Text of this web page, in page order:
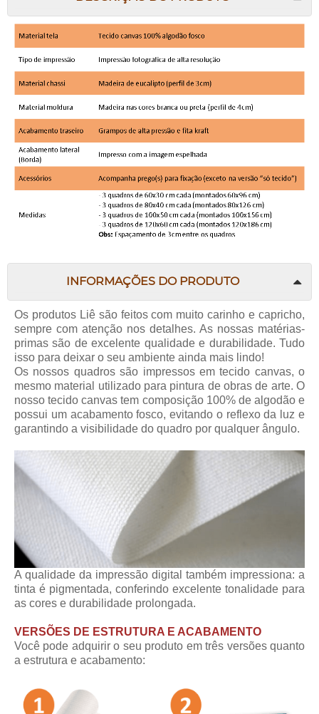
INFORMAÇÕES DO PRODUTO
Os produtos Liêsão feitos com muito carinho e capricho,
sempre com atenção nos detalhes. As nossas matérias-
primas são de excelente qualidade e durabilidade. Tudo
isso para deixar o seu ambiente ainda mais lindo!
Os nossos quadros são impressos em tecido canvas, o
mesmo material utilizado para pintura de obras de arte. O
nosso tecido canvas tem composição 100% de algodão e
possui um acabamento fosco, evitando o reflexo da luz e
garantindo a visibilidade do quadro por qualquer ângulo.
A qualidade da impressão digital também impressiona: a
tinta é pigmentada, conferindo excelente tonalidade para
as cores e durabilidade prolongada.
VERSÕES DE ESTRUTURA E ACABAMENTO
Você pode adquirir o seu produto em três versões quanto
a estrutura e acabamento: